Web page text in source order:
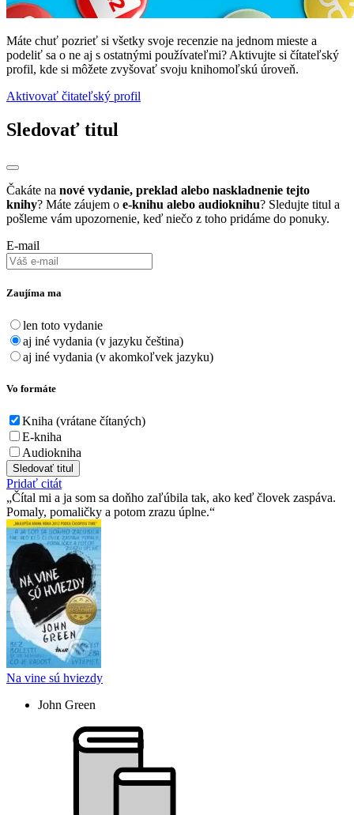
Máte chuť pozrieť si všetky svoje recenzie na jednom mieste a
podeliť sa o ne aj s ostatnými používateľmi? Aktivujte si čítateľský
profil, kde si môžete zvyšovať svoju knihomoľskú úroveň.
Aktivovať čitateľský profil
Sledovať titul
Čakáte na nové vydanie, preklad alebo naskladnenie tejto
knihy? Máte záujem o e-knihu alebo audioknihu? Sledujte titul a
pošleme vám upozornenie, keď niečo z toho pridáme do ponuky.
E-mail
Zaujíma ma
len toto vydanie
aj iné vydania (v jazyku čeština)
aj iné vydania (v akomkoľvek jazyku)
Vo formáte
Kniha (vrátane čítaných)
E-kniha
Audiokniha
Sledovať titul
Pridať citát
Čítal mi a ja som sa doňho zaľúbila tak, ako keď človek zaspáva.
Pomaly, pomaličky a potom zrazu úplne.
Na vine sú hviezdy
John Green